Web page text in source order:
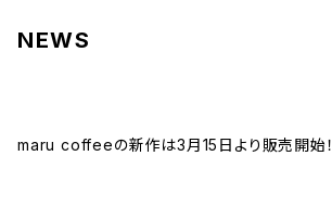
NEWS
maru coffeeの新作は3月15日より販売開始！